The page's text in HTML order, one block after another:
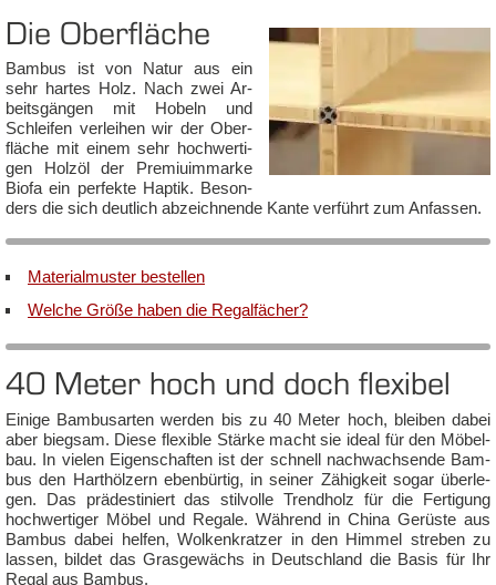
Die Ober­flä­che
Bam­bus ist von Na­tur aus ein
sehr har­tes Holz. Nach zwei Ar­
beits­gän­gen mit Ho­beln und
Schlei­fen ver­lei­hen wir der Ober­
flä­che mit ei­nem sehr hoch­wer­ti­
gen Holz­öl der Pre­miuim­mar­ke
Bio­fa ein per­fek­te Hap­tik. Be­son­
ders die sich deut­lich ab­zeich­nen­de Kan­te ver­führt zum An­fas­sen.
Ma­te­rial­mus­ter be­stel­len
Wel­che Grö­ße ha­ben die Re­gal­fä­cher?
40 Me­ter hoch und doch fle­xi­bel
Ei­ni­ge Bam­bus­ar­ten wer­den bis zu 40 Me­ter hoch, blei­ben da­bei
aber bieg­sam. Die­se fle­xi­ble Stär­ke macht sie ide­al für den Mö­bel­
bau. In vie­len Ei­gen­schaf­ten ist der schnell nach­wach­sen­de Bam­
bus den Hart­höl­zern eben­bür­tig, in sei­ner Zä­hig­keit so­gar über­le­
gen. Das prä­des­ti­niert das stil­vol­le Trend­holz für die Fer­ti­gung
hoch­wer­ti­ger Mö­bel und Re­ga­le. Wäh­rend in Chi­na Gerüs­te aus
Bam­bus da­bei hel­fen, Wol­ken­krat­zer in den Him­mel stre­ben zu
las­sen, bil­det das Gras­ge­wächs in Deutsch­land die Ba­sis für Ihr
Re­gal aus Bam­bus.